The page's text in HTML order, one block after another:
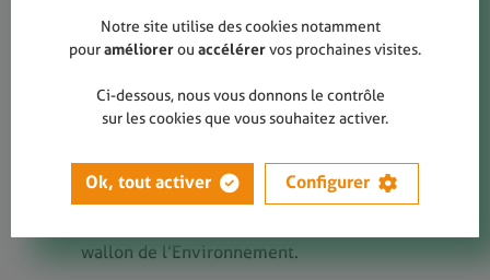
Partenaires de l’accord
signé le 1er février 2016
wallon de l’Environnement.
Notre site utilise des cookies notamment
pouraméliorerou accélérervos prochaines visites.
Ci-dessous, nous vous donnons le contrôle
sur les cookies que vous souhaitez activer.
Ok, tout activer Configurer